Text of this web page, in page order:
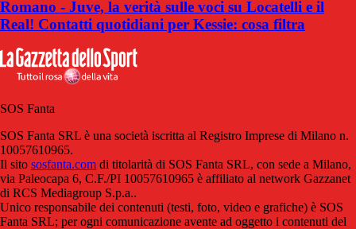
Romano - Juve, la verità sulle voci su Locatelli e il
Real! Contatti quotidiani per Kessie: cosa filtra
SOS Fanta
SOS Fanta SRL è una società iscritta al Registro Imprese di Milano n.
10057610965.
Il sito sosfanta.com di titolarità di SOS Fanta SRL, con sede a Milano,
via Paleocapa 6, C.F./PI 10057610965 è affiliato al network Gazzanet
di RCS Mediagroup S.p.a..
Unico responsabile dei contenuti (testi, foto, video e grafiche) è SOS
Fanta SRL; per ogni comunicazione avente ad oggetto i contenuti del